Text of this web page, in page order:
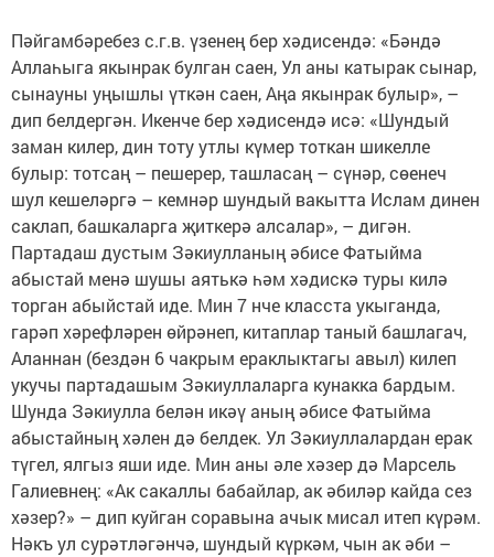
Пәйгамбәребез с.г.в. үзенең бер хәдисендә: «Бәндә
Аллаһыга якынрак булган саен, Ул аны катырак сынар,
сынауны уңышлы үткән саен, Аңа якынрак булыр», –
дип белдергән. Икенче бер хәдисендә исә: «Шундый
заман килер, дин тоту утлы күмер тоткан шикелле
булыр: тотсаң – пешерер, ташласаң – сүнәр, сөенеч
шул кешеләргә – кемнәр шундый вакытта Ислам динен
саклап, башкаларга җиткерә алсалар», – дигән.
Партадаш дустым Зәкиулланың әбисе Фатыйма
абыстай менә шушы аятькә һәм хәдискә туры килә
торган абыйстай иде. Мин 7 нче класста укыганда,
гарәп хәрефләрен өйрәнеп, китаплар таный башлагач,
Аланнан (бездән 6 чакрым ераклыктагы авыл) килеп
укучы партадашым Зәкиуллаларга кунакка бардым.
Шунда Зәкиулла белән икәү аның әбисе Фатыйма
абыстайның хәлен дә белдек. Ул Зәкиуллалардан ерак
түгел, ялгыз яши иде. Мин аны әле хәзер дә Марсель
Галиевнең: «Ак сакаллы бабайлар, ак әбиләр кайда сез
хәзер?» – дип куйган соравына ачык мисал итеп күрәм.
Нәкъ ул сурәтләгәнчә, шундый күркәм, чын ак әби –